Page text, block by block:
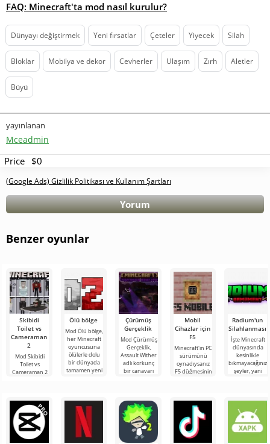
FAQ: Minecraft'ta mod nasıl kurulur?
Dünyayı değiştirmek Yeni fırsatlar Çeteler Yiyecek Silah
Bloklar Mobilya ve dekor Cevherler Ulaşım Zırh Aletler
Büyü
yayınlanan
Mceadmin
Price $0
(Google Ads) Gizlilik Politikası ve Kullanım Şartları
Yorum
Benzer oyunlar
Skibidi
Toilet vs
Cameraman
2
Mod Skibidi
Toilet vs
Cameraman 2
karakterlerinin
Ölü bölge
Mod Ölü bölge,
her Minecraft
oyuncusuna
ölülerle dolu
bir dünyada
tamamen yeni
Çürümüş
Gerçeklik
Mod Çürümüş
Gerçeklik,
Assault Wither
adlı korkunç
bir canavarı
Mobil
Cihazlar için
F5
Minecraft'ın PC
sürümünü
oynadıysanız
F5 düğmesinin
seçenek oyun
Radium'un
Silahlanması
İşte Minecraft
dünyasında
kesinlikle
bıkmayacağınız
şeyler, yani